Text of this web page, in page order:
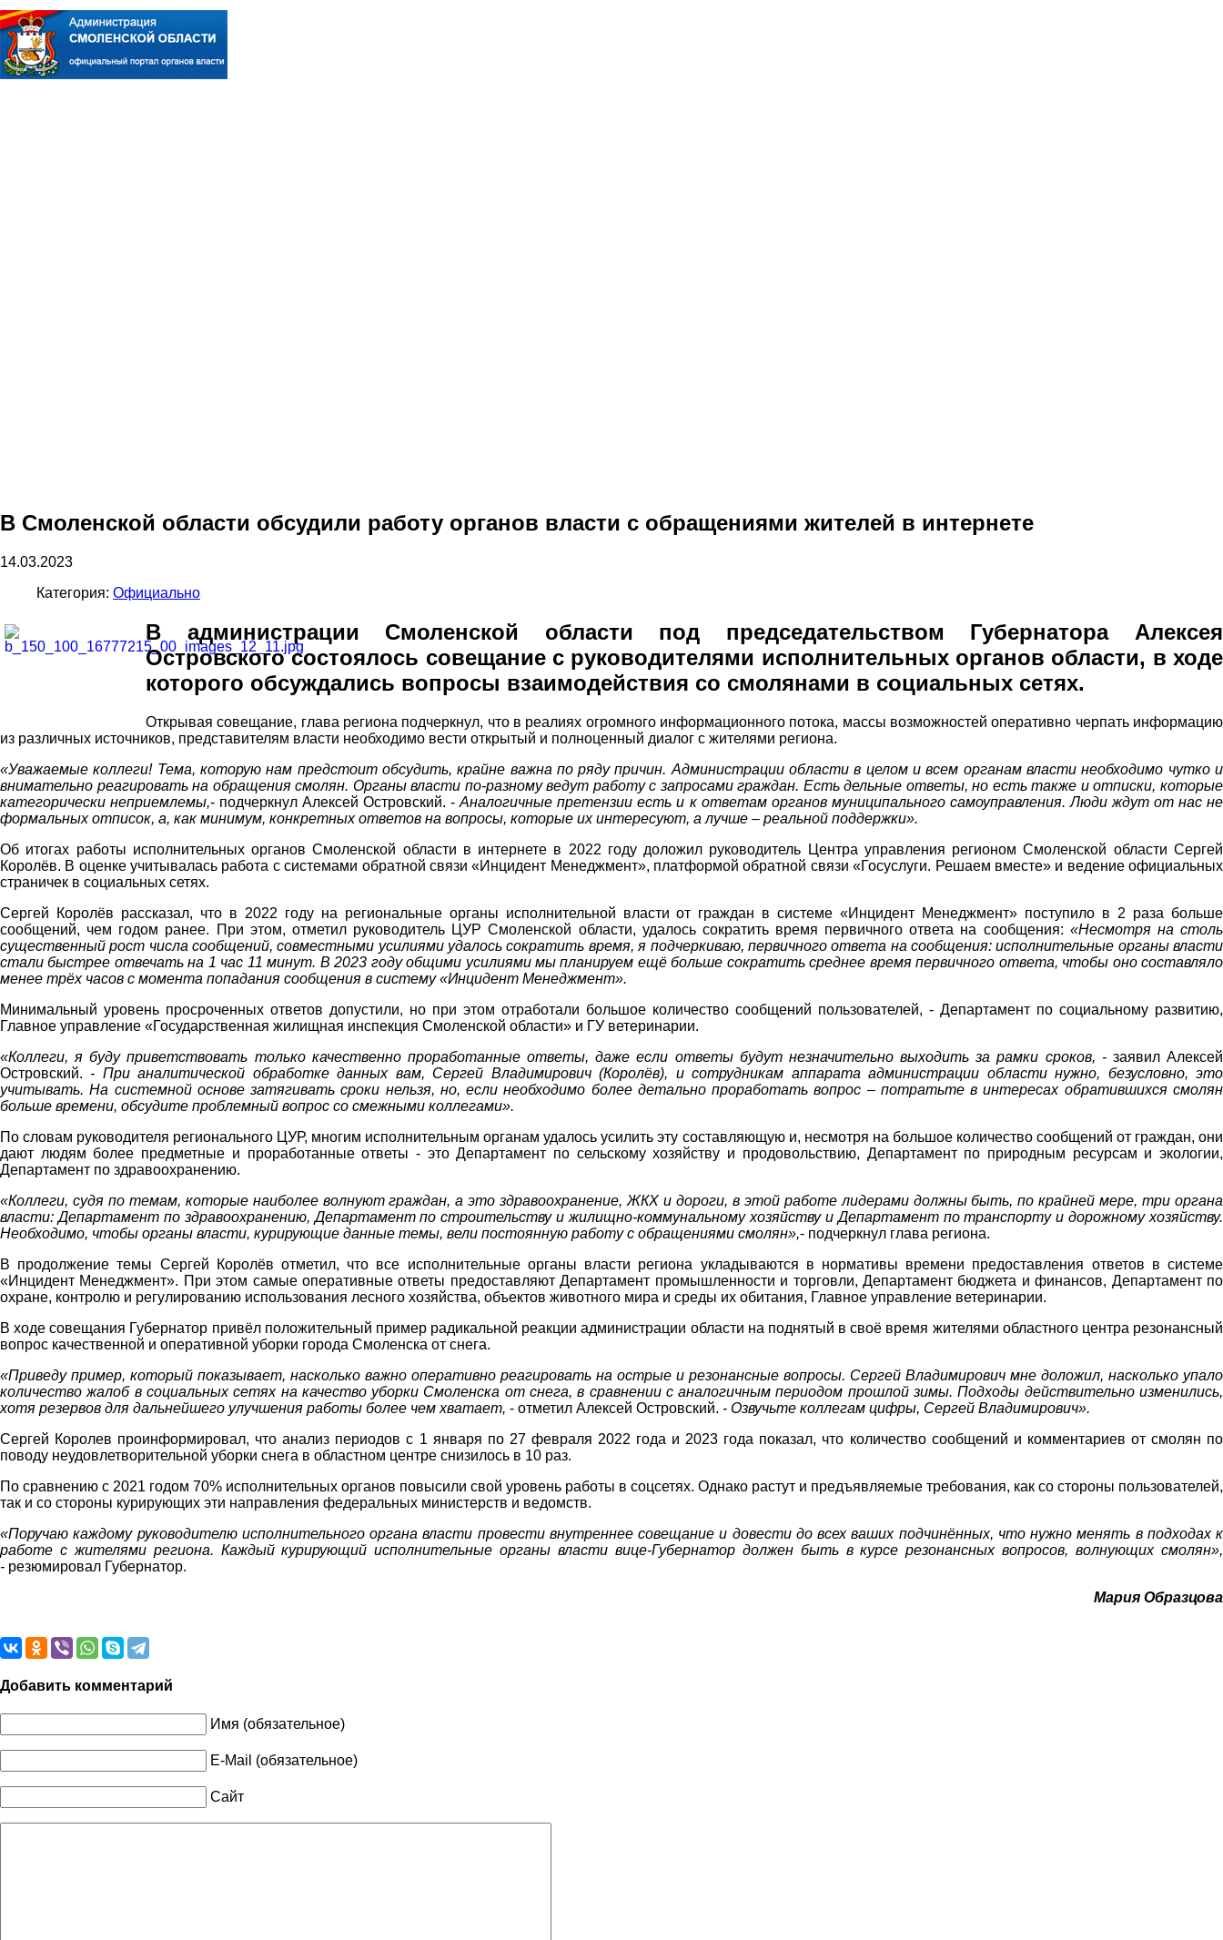
В Смоленской области обсудили работу органов власти с обращениями жителей в интернете
14.03.2023
Категория: Официально
В администрации Смоленской области под председательством Губернатора Алексея
Островского состоялось совещание с руководителями исполнительных органов области, в ходе
которого обсуждались вопросы взаимодействия со смолянами в социальных сетях.
Открывая совещание, глава региона подчеркнул, что в реалиях огромного информационного потока, массы возможностей оперативно черпать информацию
из различных источников, представителям власти необходимо вести открытый и полноценный диалог с жителями региона.
«Уважаемые коллеги! Тема, которую нам предстоит обсудить, крайне важна по ряду причин. Администрации области в целом и всем органам власти необходимо чутко и
внимательно реагировать на обращения смолян. Органы власти по-разному ведут работу с запросами граждан. Есть дельные ответы, но есть также и отписки, которые
категорически неприемлемы,- подчеркнул Алексей Островский. -Аналогичные претензии есть и к ответам органов муниципального самоуправления. Люди ждут от нас не
формальных отписок, а, как минимум, конкретных ответов на вопросы, которые их интересуют, а лучше – реальной поддержки».
Об итогах работы исполнительных органов Смоленской области в интернете в 2022 году доложил руководитель Центра управления регионом Смоленской области Сергей
Королёв. В оценке учитывалась работа с системами обратной связи «Инцидент Менеджмент», платформой обратной связи «Госуслуги. Решаем вместе» и ведение официальных
страничек в социальных сетях.
Сергей Королёв рассказал, что в 2022 году на региональные органы исполнительной власти от граждан в системе «Инцидент Менеджмент» поступило в 2 раза больше
сообщений, чем годом ранее. При этом, отметил руководитель ЦУР Смоленской области, удалось сократить время первичного ответа на сообщения: «Несмотря на столь
существенный рост числа сообщений, совместными усилиями удалось сократить время, я подчеркиваю, первичного ответа на сообщения: исполнительные органы власти
стали быстрее отвечать на 1 час 11 минут. В 2023 году общими усилиями мы планируем ещё больше сократить среднее время первичного ответа, чтобы оно составляло
менее трёх часов с момента попадания сообщения в систему «Инцидент Менеджмент».
Минимальный уровень просроченных ответов допустили, но при этом отработали большое количество сообщений пользователей, - Департамент по социальному развитию,
Главное управление «Государственная жилищная инспекция Смоленской области» и ГУ ветеринарии.
«Коллеги, я буду приветствовать только качественно проработанные ответы, даже если ответы будут незначительно выходить за рамки сроков, - заявил Алексей
Островский. - При аналитической обработке данных вам, Сергей Владимирович (Королёв), и сотрудникам аппарата администрации области нужно, безусловно, это
учитывать. На системной основе затягивать сроки нельзя, но, если необходимо более детально проработать вопрос – потратьте в интересах обратившихся смолян
больше времени, обсудите проблемный вопрос со смежными коллегами».
По словам руководителя регионального ЦУР, многим исполнительным органам удалось усилить эту составляющую и, несмотря на большое количество сообщений от граждан, они
дают людям более предметные и проработанные ответы - это Департамент по сельскому хозяйству и продовольствию, Департамент по природным ресурсам и экологии,
Департамент по здравоохранению.
«Коллеги, судя по темам, которые наиболее волнуют граждан, а это здравоохранение, ЖКХ и дороги, в этой работе лидерами должны быть, по крайней мере, три органа
власти: Департамент по здравоохранению, Департамент по строительству и жилищно-коммунальному хозяйству и Департамент по транспорту и дорожному хозяйству.
Необходимо, чтобы органы власти, курирующие данные темы, вели постоянную работу с обращениями смолян»,- подчеркнул глава региона.
В продолжение темы Сергей Королёв отметил, что все исполнительные органы власти региона укладываются в нормативы времени предоставления ответов в системе
«Инцидент Менеджмент». При этом самые оперативные ответы предоставляют Департамент промышленности и торговли, Департамент бюджета и финансов, Департамент по
охране, контролю и регулированию использования лесного хозяйства, объектов животного мира и среды их обитания, Главное управление ветеринарии.
В ходе совещания Губернатор привёл положительный пример радикальной реакции администрации области на поднятый в своё время жителями областного центра резонансный
вопрос качественной и оперативной уборки города Смоленска от снега.
«Приведу пример, который показывает, насколько важно оперативно реагировать на острые и резонансные вопросы. Сергей Владимирович мне доложил, насколько упало
количество жалоб в социальных сетях на качество уборки Смоленска от снега, в сравнении с аналогичным периодом прошлой зимы. Подходы действительно изменились,
хотя резервов для дальнейшего улучшения работы более чем хватает, - отметил Алексей Островский. - Озвучьте коллегам цифры, Сергей Владимирович».
Сергей Королев проинформировал, что анализ периодов с 1 января по 27 февраля 2022 года и 2023 года показал, что количество сообщений и комментариев от смолян по
поводу неудовлетворительной уборки снега в областном центре снизилось в 10 раз.
По сравнению с 2021 годом 70% исполнительных органов повысили свой уровень работы в соцсетях. Однако растут и предъявляемые требования, как со стороны пользователей,
так и со стороны курирующих эти направления федеральных министерств и ведомств.
«Поручаю каждому руководителю исполнительного органа власти провести внутреннее совещание и довести до всех ваших подчинённых, что нужно менять в подходах к
работе с жителями региона. Каждый курирующий исполнительные органы власти вице-Губернатор должен быть в курсе резонансных вопросов, волнующих смолян»,
- резюмировал Губернатор.
Мария Образцова
Добавить комментарий
Имя (обязательное)
E-Mail (обязательное)
Сайт